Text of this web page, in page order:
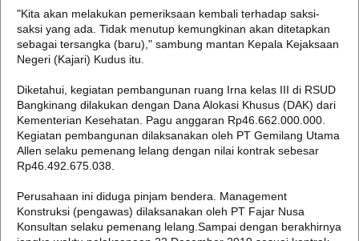
"Kita akan melakukan pemeriksaan kembali terhadap saksi-
saksi yang ada. Tidak menutup kemungkinan akan ditetapkan
sebagai tersangka (baru)," sambung mantan Kepala Kejaksaan
Negeri (Kajari) Kudus itu.
Diketahui, kegiatan pembangunan ruang Irna kelas III di RSUD
Bangkinang dilakukan dengan Dana Alokasi Khusus (DAK) dari
Kementerian Kesehatan. Pagu anggaran Rp46.662.000.000.
Kegiatan pembangunan dilaksanakan oleh PT Gemilang Utama
Allen selaku pemenang lelang dengan nilai kontrak sebesar
Rp46.492.675.038.
Perusahaan ini diduga pinjam bendera. Management
Konstruksi (pengawas) dilaksanakan oleh PT Fajar Nusa
Konsultan selaku pemenang lelang.Sampai dengan berakhirnya